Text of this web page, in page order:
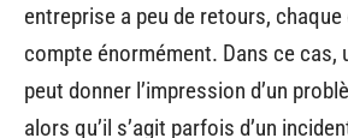
entreprise a peu de retours,
compte énormément. Dans ce cas,
peut donner l’impression d’un
alors qu’il s’agit parfois d’un